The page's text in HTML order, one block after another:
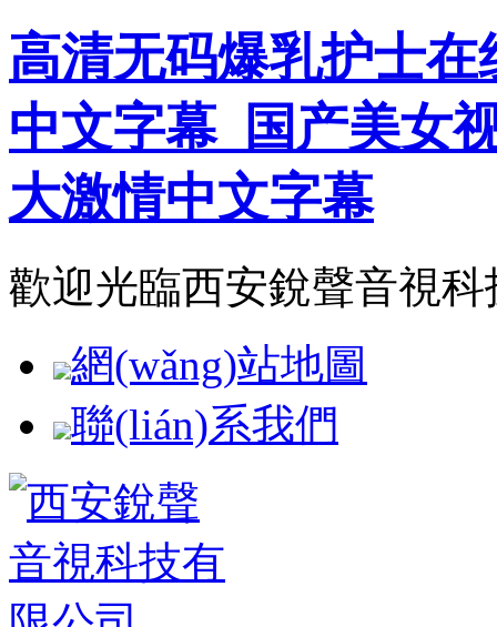
高清无码爆乳护士
中文字幕_国产美女
大激情中文字幕
歡迎光臨西安銳聲音視科
網(wǎng)站地圖
聯(lián)系我們